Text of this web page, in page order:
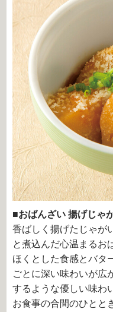
■おばんざい 揚げじゃ
香ばしく揚げたじゃが
と煮込んだ心温まるお
ほくとした食感とバタ
ごとに深い味わいが広
するような優しい味わ
お食事の合間のひとと